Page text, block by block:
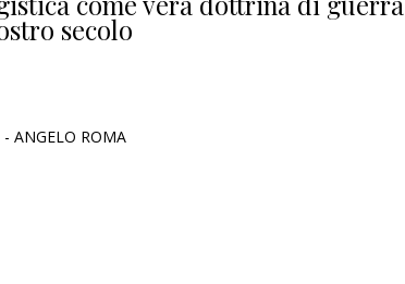
secolo
- ANGELO ROMA